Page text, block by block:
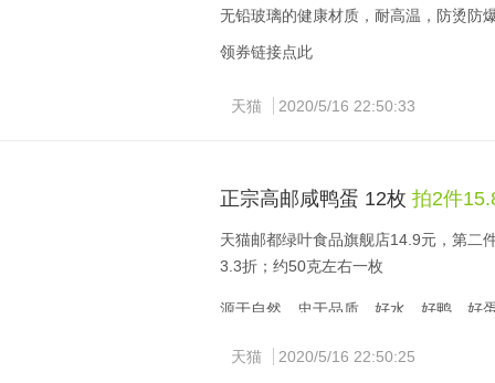
无铅玻璃的健康材质，耐高温，防烫防
领券链接点此
天猫 2020/5/16 22:50:33
正宗高邮咸鸭蛋 12枚 拍2件
天猫邮都绿叶食品旗舰店14.9元，第二
3.3折；约50克左右一枚
源于自然，忠于品质，好水、好鸭、好
领券链接点此
天猫 2020/5/16 22:50:25